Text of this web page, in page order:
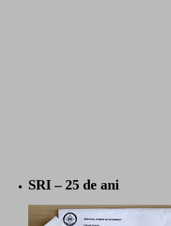
SRI – 25 de ani